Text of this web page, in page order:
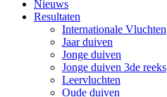
Nieuws
Resultaten
Internationale Vluchten
Jaar duiven
Jonge duiven
Jonge duiven 3de reeks
Leervluchten
Oude duiven